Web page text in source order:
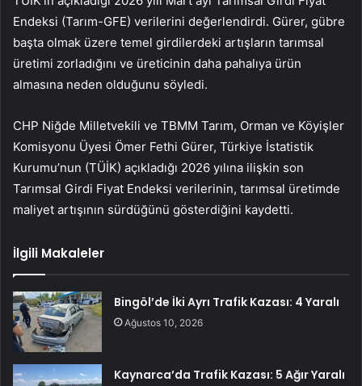
Endeksi (Tarım-GFE) verilerini değerlendirdi. Gürer, gübre
başta olmak üzere temel girdilerdeki artışların tarımsal
üretimi zorladığını ve üreticinin daha pahalıya ürün
almasına neden olduğunu söyledi.
CHP Niğde Milletvekili ve TBMM Tarım, Orman ve Köyişler
Komisyonu Üyesi Ömer Fethi Gürer, Türkiye İstatistik
Kurumu’nun (TÜİK) açıkladığı 2026 yılına ilişkin son
Tarımsal Girdi Fiyat Endeksi verilerinin, tarımsal üretimde
maliyet artışının sürdüğünü gösterdiğini kaydetti.
İlgili Makaleler
Bingöl’de İki Ayrı Trafik Kazası: 4 Yaralı
Ağustos 10, 2026
Kaynarca’da Trafik Kazası: 5 Ağır Yaralı